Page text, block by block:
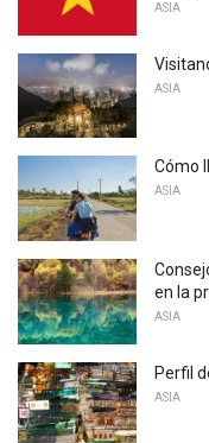
ASIA
ASIA
Cómo
ASIA
en la
ASIA
Perfil
ASIA